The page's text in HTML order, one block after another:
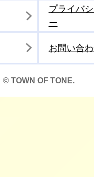
プライバ
ー
お問い合
© TOWN OF TONE.